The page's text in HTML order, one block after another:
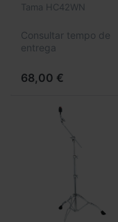
Tama HC42WN
Consultar tempo de
entrega
68,00 €